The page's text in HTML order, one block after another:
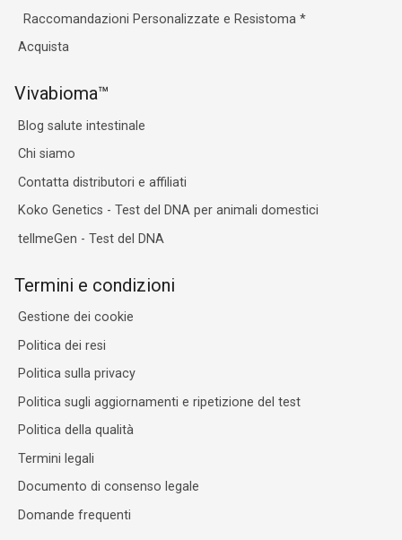
Raccomandazioni Personalizzate e Resistoma*
Acquista
Vivabioma™
Blog salute intestinale
Chi siamo
Contatta distributori e affiliati
Koko Genetics - Test del DNA per animali domestici
tellmeGen - Test del DNA
Termini e condizioni
Gestione dei cookie
Politica dei resi
Politica sulla privacy
Politica sugli aggiornamenti e ripetizione del test
Politica della qualità
Termini legali
Documento di consenso legale
Domande frequenti